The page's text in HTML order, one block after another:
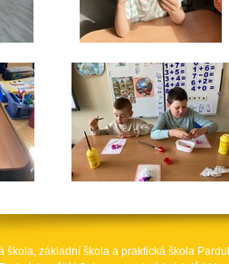
škola, základní škola a praktická škola